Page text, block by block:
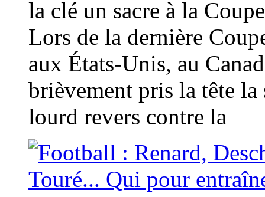
la clé un sacre à la
Lors de la dernière
aux États-Unis, au
brièvement pris la tête
lourd revers contre la